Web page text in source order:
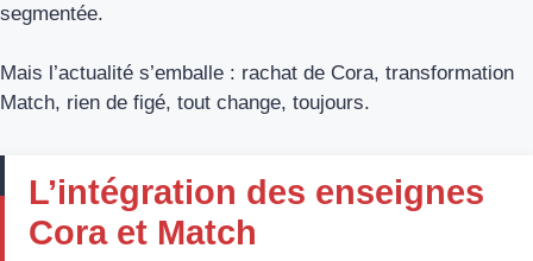
segmentée.
Mais l’actualité s’emballe : rachat de Cora, transformation
Match, rien de figé, tout change, toujours.
L’intégration des enseignes
Cora et Match